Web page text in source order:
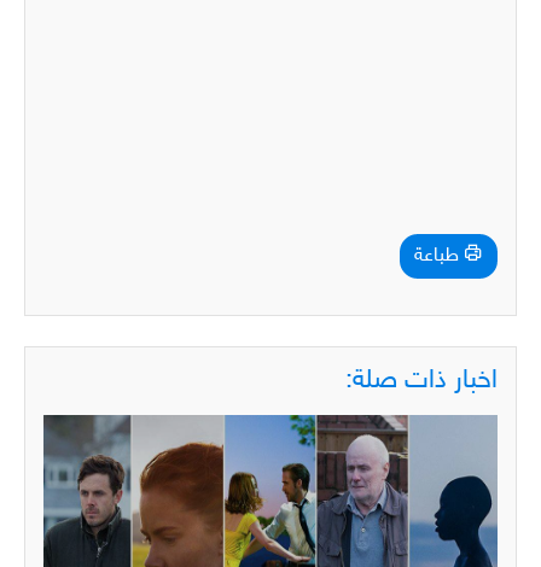
طباعة
اخبار ذات صلة: